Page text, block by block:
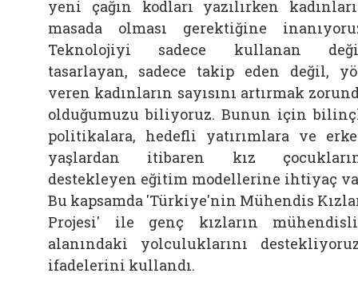
yeni çağın kodları yazılırken
masada olması gerektiğine
Teknolojiyi sadece kullanan
tasarlayan, sadece takip eden değil,
veren kadınların sayısını artırmak
olduğumuzu biliyoruz. Bunun için
politikalara, hedefli yatırımlara ve
yaşlardan itibaren kız
destekleyen eğitim modellerine ihtiyaç
Bu kapsamda 'Türkiye'nin Mühendis
Projesi' ile genç kızların
alanındaki yolculuklarını
ifadelerini kullandı.